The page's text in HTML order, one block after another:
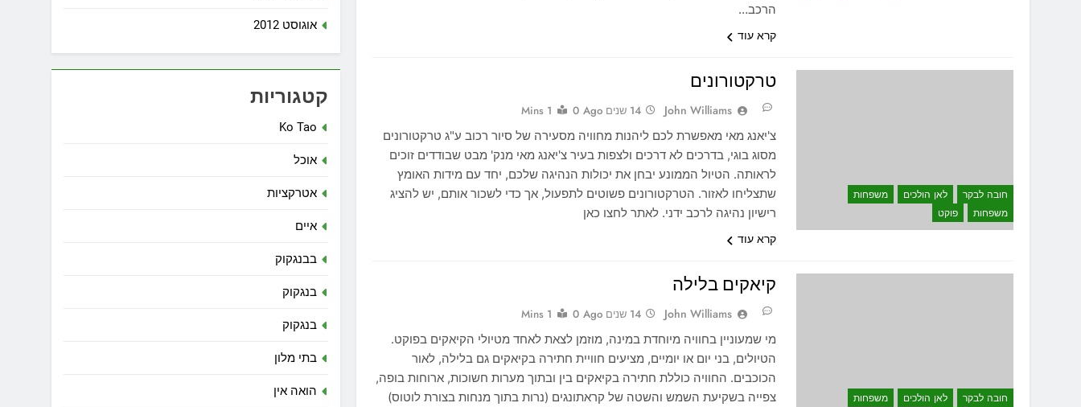
הרכב…
קרא עוד
חובה לבקר לאן הולכים
משפחות
משפחות
פוקט
טרקטורונים
John Williams 14 שנים Ago 0
1 Mins
צ'יאנג מאי מאפשרת לכם ליהנות מחוויה מסעירה של סיור רכוב ע"ג טרקטורונים
מסוג בוגי, בדרכים לא דרכים ולצפות בעיר צ'יאנג מאי מנק' מבט שבודדים זוכים
לראותה. הטיול הממונע יבחן את יכולות הנהיגה שלכם, יחד עם מידות האומץ
שתצליחו לאזור. הטרקטורונים פשוטים לתפעול, אך כדי לשכור אותם, יש להציג
רישיון נהיגה לרכב ידני. לאתר לחצו כאן
קרא עוד
חובה לבקר לאן הולכים
משפחות
קיאקים בלילה
John Williams 14 שנים Ago 0
1 Mins
מי שמעוניין בחוויה מיוחדת במינה, מוזמן לצאת לאחד מטיולי הקיאקים בפוקט.
הטיולים, בני יום או יומיים, מציעים חוויית חתירה בקיאקים גם בלילה, לאור
הכוכבים. החוויה כוללת חתירה בקיאקים בין ובתוך מערות חשוכות, ארוחות בופה,
צפייה בשקיעת השמש והשטה של קראתונגים (נרות בתוך מנחות בצורת לוטוס)
אוגוסט 2012
קטגוריות
Ko Tao
אוכל
אטרקציות
איים
בבנגקוק
בנגקוק
בנגקוק
בתי מלון
הואה אין